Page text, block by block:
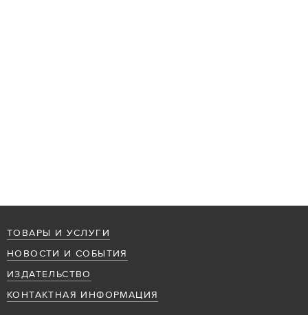
ТОВАРЫ И УСЛУГИ
НОВОСТИ И СОБЫТИЯ
ИЗДАТЕЛЬСТВО
КОНТАКТНАЯ ИНФОРМАЦИЯ